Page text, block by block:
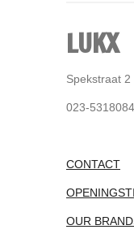
LUKX
Spekstraat
023-5318084
CONTACT
OUR